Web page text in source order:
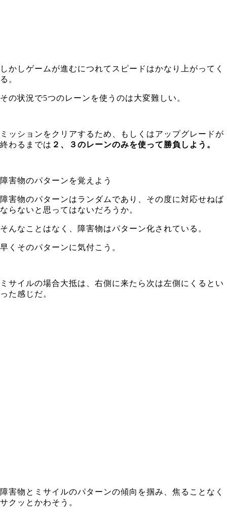
しかしゲームが進むにつれてスピードはかなり上がってく
る。
その状況で5つのレーンを使うのは大変難しい。
ミッションをクリアするため、もしくはアップグレードが
終わるまでは ２、３のレーンのみを使って勝負しよう。
障害物のパターンを覚えよう
障害物のパターンはランダムであり、その度に対応せねば
ならないと思ってはないだろうか。
そんなことはなく、 障害物はパターン化されている。
早くそのパターンに気付こう。
ミサイルの場合大抵は、右側に来たら次は左側にくるとい
った感じだ。
障害物とミサイルのパターンの傾向を掴み、焦ることなく
サクッとかわそう。